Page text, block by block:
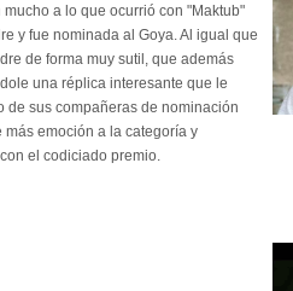
a lo que ocurrió con "Maktub"
y fue nominada al Goya. Al igual que
de forma muy sutil, que además
una réplica interesante que le
de sus compañeras de nominación
emoción a la categoría y
el codiciado premio.